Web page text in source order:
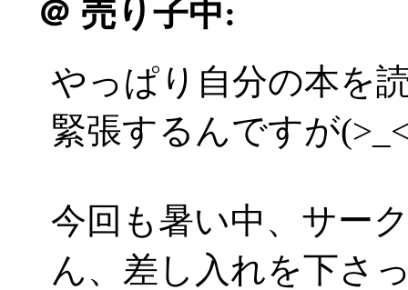
＠ 売り子中:
やっぱり自分の本を
緊張するんですが
今回も暑い中、サー
ん、差し入れを下さ